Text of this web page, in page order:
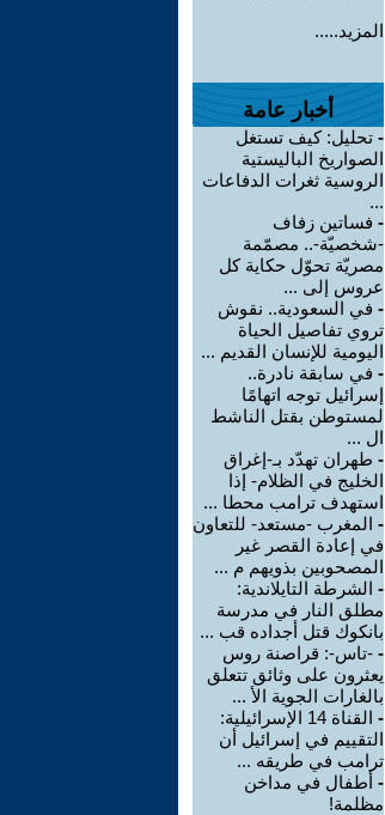
المزيد.....
أخبار عامة
- تحليل: كيف تستغل
الصواريخ الباليستية
الروسية ثغرات الدفاعات
...
- فساتين زفاف
-شخصيّة-.. مصمّمة
مصريّة تحوّل حكاية كل
عروس إلى ...
- في السعودية.. نقوش
تروي تفاصيل الحياة
اليومية للإنسان القديم ...
- في سابقة نادرة..
إسرائيل توجه اتهامًا
لمستوطن بقتل الناشط
ال ...
- طهران تهدّد بـ-إغراق
الخليج في الظلام- إذا
استهدف ترامب محطا ...
- المغرب -مستعد- للتعاون
في إعادة القصر غير
المصحوبين بذويهم م ...
- الشرطة التايلاندية:
مطلق النار في مدرسة
بانكوك قتل أجداده قب ...
- -تاس-: قراصنة روس
يعثرون على وثائق تتعلق
بالغارات الجوية الأ ...
-
القناة 14 الإسرائيلية:
التقييم في إسرائيل أن
ترامب في طريقه ...
- أطفال في مداخن
مظلمة!